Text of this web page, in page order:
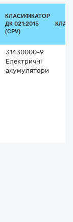
КЛАСИФІКАТОР
ДК 021:2015
(CPV)
31430000-9
Електричні
акумулятори